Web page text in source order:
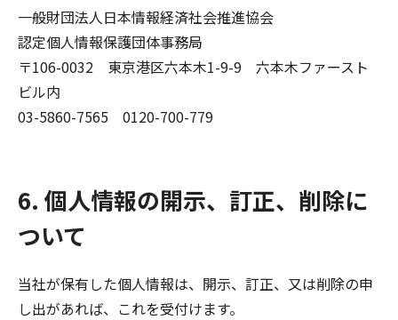
一般財団法人日本情報経済社会推進協会
認定個人情報保護団体事務局
〒106-0032 東京港区六本木1-9-9 六本木ファースト
ビル内
03-5860-7565 0120-700-779
6. 個人情報の開示、訂正、削除に
ついて
当社が保有した個人情報は、開示、訂正、又は削除の申
し出があれば、これを受付けます。